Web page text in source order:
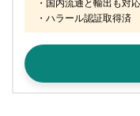
・ハラール認証取得済